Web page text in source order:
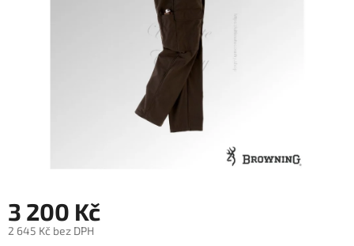
3 200 Kč
2 645 Kč bez DPH